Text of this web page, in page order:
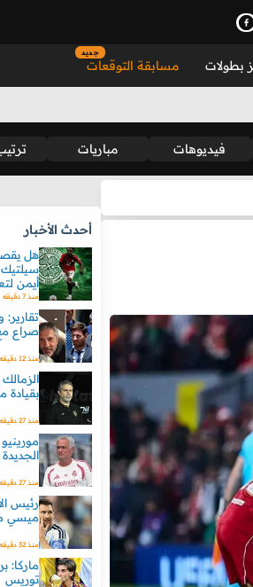
بطولات مسابقة التوقعات
جديد
فيديوهات مباريات
أحدث الأخبار
هل
سيلتيك
أيمن
منذ 7 دقيقه
صراع
منذ 12 دقيقه
بقيادة
منذ 27 دقيقه
منذ 27 دقيقه
رئيس
ميسي
منذ 32 دقيقه
ماركا:
توريس